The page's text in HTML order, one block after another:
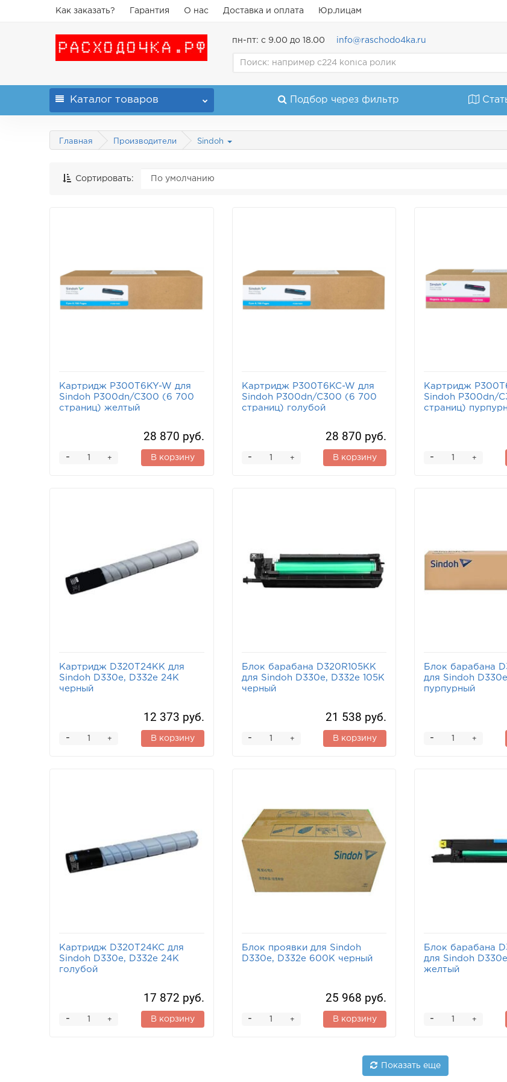
Как заказать? Гарантия О нас Доставка и оплата Юр.лицам
пн-пт: с 9.00 до 18.00 info@raschodo4ka.ru
Каталог товаров Подбор через фильтр
Главная Производители Sindoh
Сортировать:
Картридж P300T6KY-W для
Sindoh P300dn/C300 (6 700
страниц) желтый
28 870 руб.
+
- В корзину
Картридж P300T6KC-W для
Sindoh P300dn/C300 (6 700
страниц) голубой
28 870 руб.
+
- В корзину
Картридж
Sindoh P300dn/
страниц)
+
-
Картридж D320T24KK для
Sindoh D330e, D332e 24K
черный
12 373 руб.
+
- В корзину
Блок барабана D320R105KK
для Sindoh D330e, D332e 105K
черный
21 538 руб.
+
- В корзину
Блок барабана
для Sindoh
пурпурный
+
-
Картридж D320T24KC для
Sindoh D330e, D332e 24K
голубой
17 872 руб.
+
- В корзину
Блок проявки для Sindoh
D330e, D332e 600К черный
25 968 руб.
+
- В корзину
Блок барабана
для Sindoh
желтый
+
-
Показать еще